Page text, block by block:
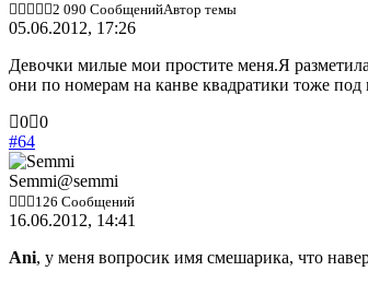
2 090 СообщенийАвтор темы
05.06.2012, 17:26
Девочки милые мои простите меня.Я
они по номерам на канве квадратики тоже
Голосуйте
-
палец
вниз.
0 Голосуйте
палец
вверх.
0
#64
Semmi@semmi
126 Сообщений
16.06.2012, 14:41
Ani, у меня вопросик имя смешарика, что